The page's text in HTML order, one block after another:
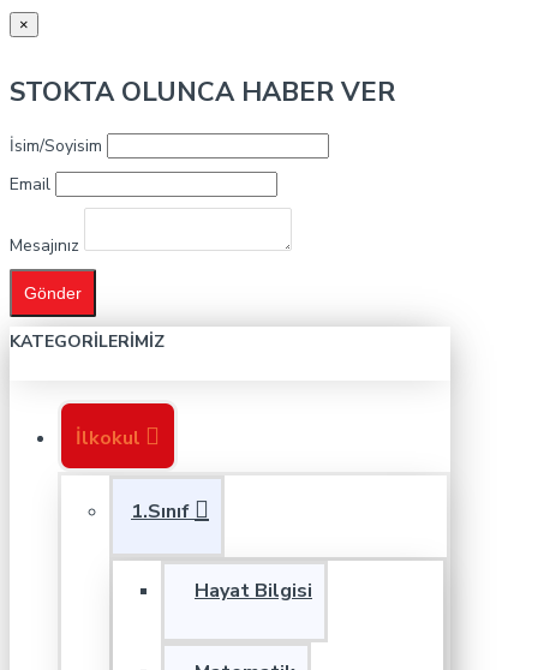
×
STOKTA OLUNCA HABER VER
İsim/Soyisim
Email
Mesajınız
Gönder
KATEGORILERIMIZ
İlkokul
1.Sınıf
Hayat Bilgisi